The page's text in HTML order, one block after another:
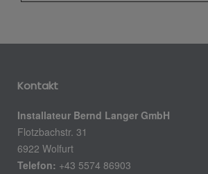
Kontakt
Installateur Bernd Langer GmbH
Flotzbachstr. 31
6922 Wolfurt
Telefon: +43 5574 86903